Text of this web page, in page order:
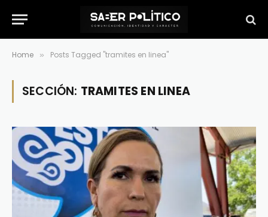
Home » Posts Tagged "tramites en linea"
SECCIÓN: TRAMITES EN LINEA